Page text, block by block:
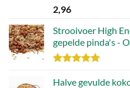
Waardering
5.00
2,96
Strooivoer High
gepelde pinda's -
5.00uit 5
Halve gevulde